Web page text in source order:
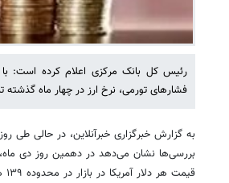
رئیس کل بانک مرکزی اعلام کرده است: با
فشارهای تورمی، نرخ ارز در چهار ماه گذشته تنها ۱۰ درصد افزایش یافته
به گزارش خبرگزاری خبرآنلاین، در حالی
بررسی‌ها نشان می‌دهد در دهمین روز دی
قیمت هر دلار آمریکا در بازار در محدوده ۱۳۹ هزار تومان بود.